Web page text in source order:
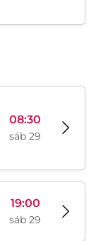
08:30
sáb 29
19:00
sáb 29